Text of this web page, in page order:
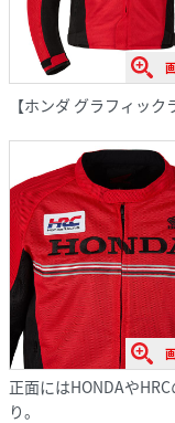
【ホンダ グラフィッ
正面にはHONDAやHRC
り。